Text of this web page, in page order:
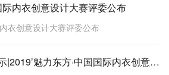
内衣创意设计大赛评委公布
衣创意设计大赛评委公布
新晋入围决赛名单公示|2019’魅力东方·中国国际内衣创意设计大赛